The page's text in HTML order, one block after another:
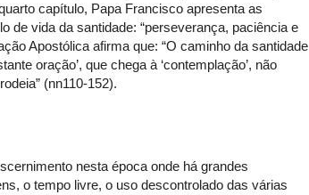
capítulo, Papa Francisco apresenta as
de vida da santidade: “perseverança, paciência e
Apostólica afirma que: “O caminho da santidade
oração’, que chega à ‘contemplação’, não
(nn110-152).
nesta época onde há grandes
o tempo livre, o uso descontrolado das várias